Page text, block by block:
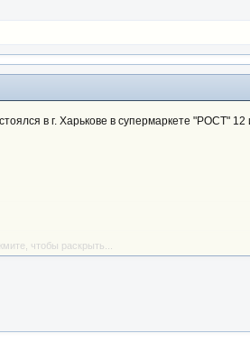
в г. Харькове в супермаркете "РОСТ" 12
чтобы раскрыть...